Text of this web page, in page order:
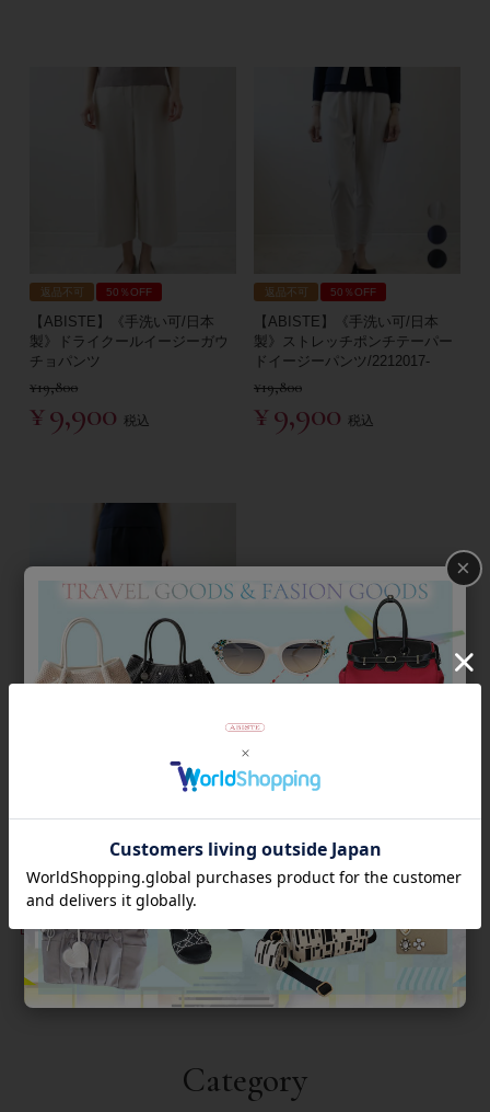
返品不可 50％OFF
【ABISTE】《手洗い可/日本
製》ドライクールイージーガウ
チョパンツ
¥19,800
¥9,900 税込
返品不可 50％OFF
【ABISTE】《手洗い可/日本
製》ストレッチポンチテーパー
ドイージーパンツ/2212017-
¥19,800
¥9,900 税込
製》マカロンエアーセミフレア
イージーパンツ/2212018-
¥22,000
11,000 税込
Category
×